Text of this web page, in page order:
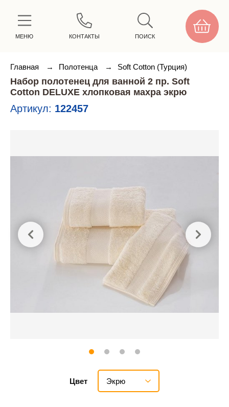
МЕНЮ КОНТАКТЫ ПОИСК
Главная → Полотенца → Soft Cotton (Турция)
Набор полотенец для ванной 2 пр. Soft
Cotton DELUXE хлопковая махра экрю
Артикул: 122457
Цвет Экрю